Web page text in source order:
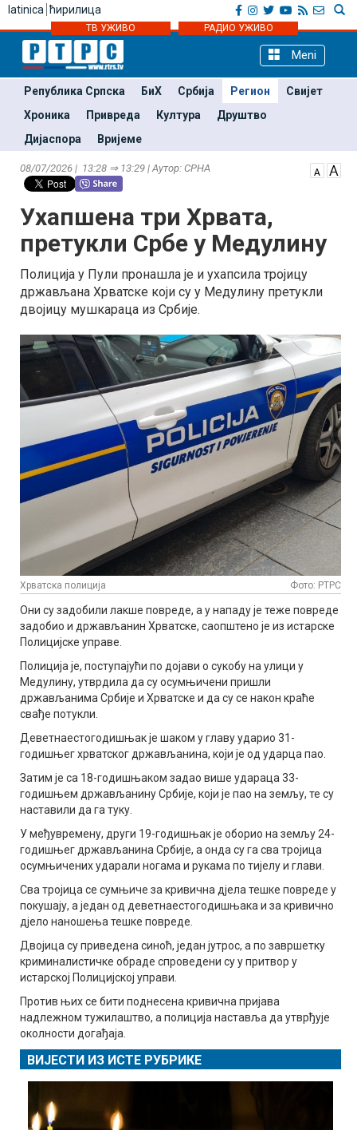
latinica ћирилица
ТВ УЖИВО РАДИО УЖИВО
Meni
Република Српска БиХ Србија Регион
Свијет
Хроника
Привреда Култура
Друштво
Дијаспора
Вријеме
08/07/2026 | 13:28 ⇒ 13:29 | Аутор: СРНА
Ухапшена три Хрвата,
претукли Србе у Медулину
Полиција у Пули пронашла је и ухапсила тројицу
држављана Хрватске који су у Медулину претукли
двојицу мушкараца из Србије.
Хрватска полиција Фото: РТРС
Они су задобили лакше повреде, а у нападу је теже повреде
задобио и држављанин Хрватске, саопштено је из истарске
Полицијске управе.
Полиција је, поступајући по дојави о сукобу на улици у
Медулину, утврдила да су осумњичени пришли
држављанима Србије и Хрватске и да су се након краће
свађе потукли.
Деветнаестогодишњак је шаком у главу ударио 31-
годишњег хрватског држављанина, који је од ударца пао.
Затим је са 18-годишњаком задао више удараца 33-
годишњем држављанину Србије, који је пао на земљу, те су
наставили да га туку.
У међувремену, други 19-годишњак је оборио на земљу 24-
годишњег држављанина Србије, а онда су га сва тројица
осумњичених ударали ногама и рукама по тијелу и глави.
Сва тројица се сумњиче за кривична дјела тешке повреде у
покушају, а један од деветнаестогодишњака и за кривично
дјело наношења тешке повреде.
Двојица су приведена синоћ, један јутрос, а по завршетку
криминалистичке обраде спроведени су у притвор у
истарској Полицијској управи.
Против њих се бити поднесена кривична пријава
надлежном тужилаштво, а полиција наставља да утврђује
околности догађаја.
ВИЈЕСТИ ИЗ ИСТЕ РУБРИКЕ